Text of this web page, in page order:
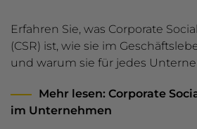
Erfahren Sie, was Corporate
(CSR) ist, wie sie im
und warum sie für jedes
Mehr lesen: Corporate
im Unternehmen